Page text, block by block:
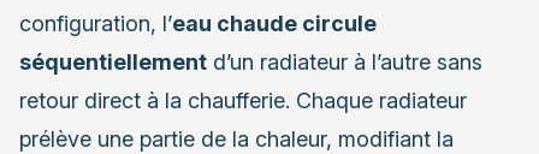
configuration, l’eau chaude circule
séquentiellement d’un radiateur à l’autre sans
retour direct à la chaufferie. Chaque radiateur
prélève une partie de la chaleur, modifiant la